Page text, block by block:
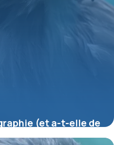
(et a-t-elle de